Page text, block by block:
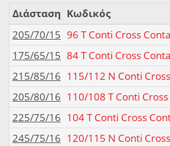
Διάσταση Κωδικός
205/70/15 96 T Conti Cross
175/65/15 84 T Conti Cross
215/85/16 115/112 N Conti
205/80/16 110/108 T Conti
225/75/16 104 T Conti Cross
245/75/16 120/115 N Conti